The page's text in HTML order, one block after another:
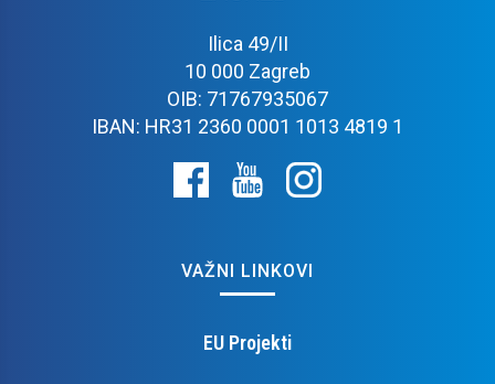
Ilica 49/II
10 000 Zagreb
OIB: 71767935067
IBAN: HR31 2360 0001 1013 4819 1
VAŽNI LINKOVI
EU Projekti